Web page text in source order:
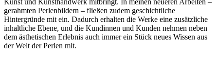
gerahmten Perlenbildern – fließen zudem geschichtliche
Hintergründe mit ein. Dadurch erhalten die Werke eine zusätzliche
inhaltliche Ebene, und die Kundinnen und Kunden nehmen neben
dem ästhetischen Erlebnis auch immer ein Stück neues Wissen aus
der Welt der Perlen mit.